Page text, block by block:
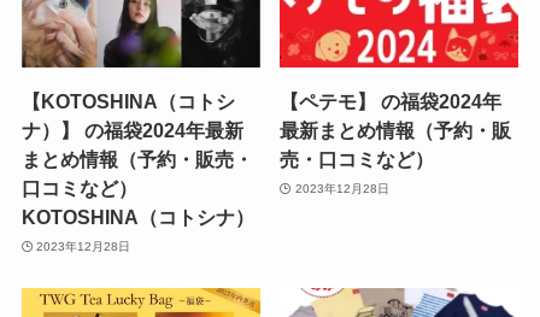
【KOTOSHINA（コトシ
ナ）】 の福袋2024年最新
まとめ情報（予約・販売・
口コミなど）
KOTOSHINA（コトシナ）
2023年12月28日
【ペテモ】 の福袋2024年
最新まとめ情報（予約・販
売・口コミなど）
2023年12月28日